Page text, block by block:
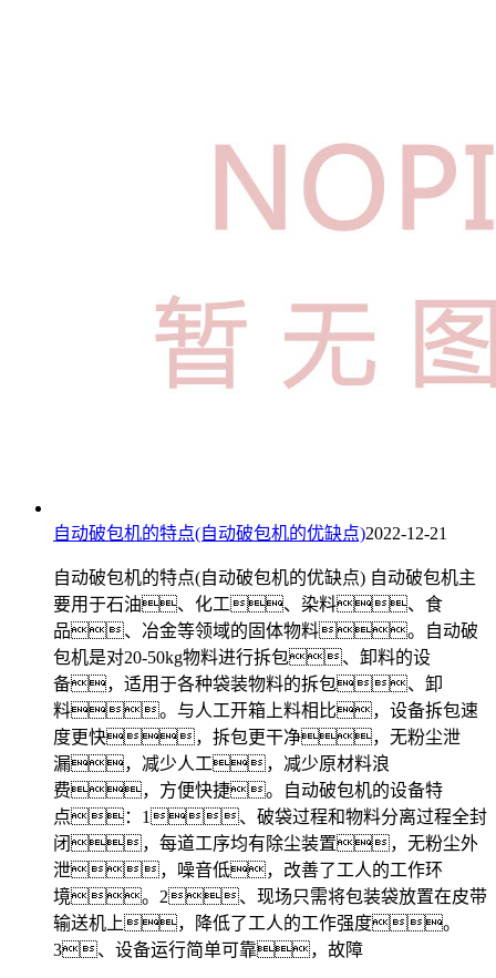
自动破包机的特点(自动破包机的优缺点)2022-12-21
自动破包机的特点(自动破包机的优缺点) 自动破包机主
要用于石油、化工、染料、食
品、冶金等领域的固体物料。自动破
包机是对20-50kg物料进行拆包、卸料的设
备，适用于各种袋装物料的拆包、卸
料。与人工开箱上料相比，设备拆包速
度更快，拆包更干净，无粉尘泄
漏，减少人工，减少原材料浪
费，方便快捷。自动破包机的设备特
点：1、破袋过程和物料分离过程全封
闭，每道工序均有除尘装置，无粉尘外
泄，噪音低，改善了工人的工作环
境。2、现场只需将包装袋放置在皮带
输送机上，降低了工人的工作强度。
3、设备运行简单可靠，故障